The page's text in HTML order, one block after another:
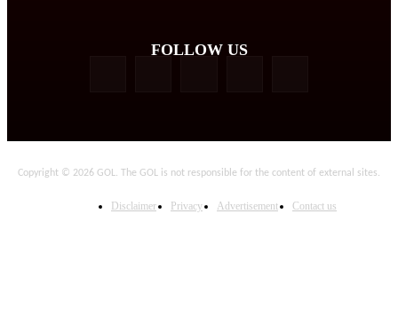
FOLLOW US
Copyright © 2026 GOL. The GOL is not responsible for the content of external sites.
Disclaimer Privacy Advertisement Contact us